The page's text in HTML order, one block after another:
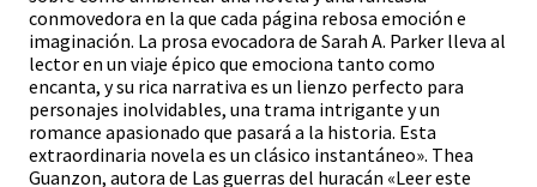
conmovedora en la que cada página rebosa emoción e
imaginación. La prosa evocadora de Sarah A. Parker lleva al
lector en un viaje épico que emociona tanto como
encanta, y su rica narrativa es un lienzo perfecto para
personajes inolvidables, una trama intrigante y un
romance apasionado que pasará a la historia. Esta
extraordinaria novela es un clásico instantáneo». Thea
Guanzon, autora de Las guerras del huracán «Leer este